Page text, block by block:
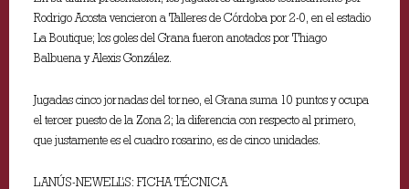
Rodrigo Acosta vencieron a Talleres de Córdoba por 2-0, en el estadio
La Boutique; los goles del Grana fueron anotados por Thiago
Balbuena y Alexis González.
Jugadas cinco jornadas del torneo, el Grana suma 10 puntos y ocupa
el tercer puesto de la Zona 2; la diferencia con respecto al primero,
que justamente es el cuadro rosarino, es de cinco unidades.
LANÚS-NEWELL’S: FICHA TÉCNICA